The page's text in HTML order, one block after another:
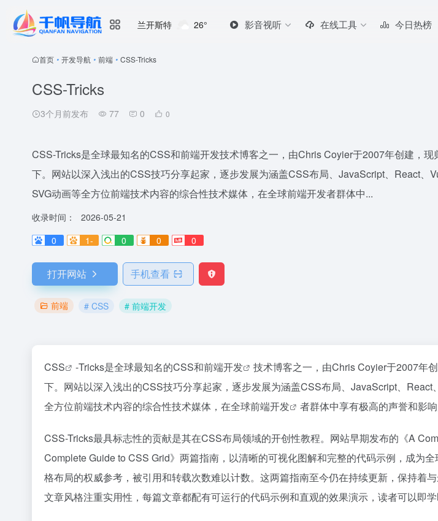
兰开斯特 26° 影音视听 在线工具 今日热榜
首页 • 开发导航 • 前端 • CSS-Tricks
CSS-Tricks
3个月前发布 77 0 0
CSS-Tricks是全球最知名的CSS和前端开发技术博客之一，由Chris Coyier于2007年创建，
下。网站以深入浅出的CSS技巧分享起家，逐步发展为涵盖CSS布局、JavaScript、React、
SVG动画等全方位前端技术内容的综合性技术媒体，在全球前端开发者群体中...
收录时间：
2026-05-21
0
1- 0 0 0
打开网站 手机查看
前端 # CSS # 前端开发
CSS -Tricks是全球最知名的CSS和前端开发
技术博客之一，由Chris Coyier于2007年
下。网站以深入浅出的CSS技巧分享起家，逐步发展为涵盖CSS布局、JavaScript、React
全方位前端技术内容的综合性技术媒体，在全球前端开发 者群体中享有极高的声誉和影响
CSS-Tricks最具标志性的贡献是其在CSS布局领域的开创性教程。网站早期发布的《A
Complete Guide to CSS Grid》两篇指南，以清晰的可视化图解和完整的代码示例，成为
格布局的权威参考，被引用和转载次数难以计数。这两篇指南至今仍在持续更新，保持着
文章风格注重实用性，每篇文章都配有可运行的代码示例和直观的效果演示，读者可以即学